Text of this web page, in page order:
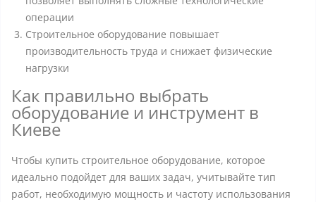
операции
Строительное оборудование повышает
производительность труда и снижает физические
нагрузки
Как правильно выбрать
оборудование и инструмент в
Киеве
Чтобы купить строительное оборудование, которое
идеально подойдет для ваших задач, учитывайте тип
работ, необходимую мощность и частоту использования